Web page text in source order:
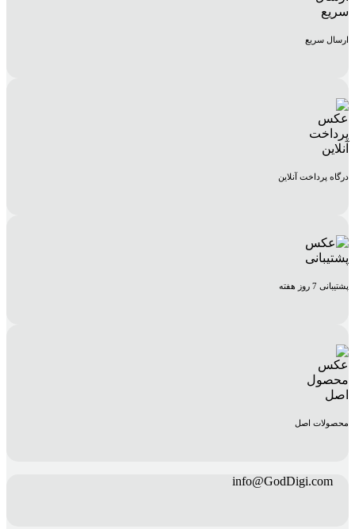
ارسال سریع
درگاه پرداخت آنلاین
پشتیبانی 7 روز هفته
محصولات اصل
info@GodDigi.com